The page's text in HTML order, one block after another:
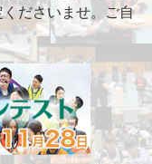
ださいませ。ご自